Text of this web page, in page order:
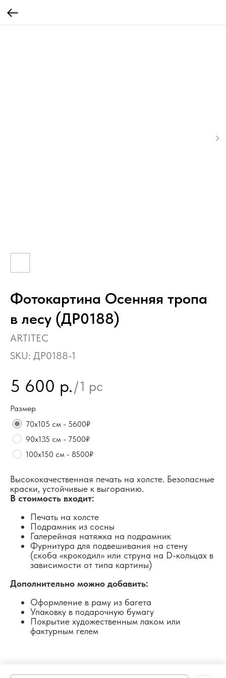
Фотокартина Осенняя тропа
в лесу (ДР0188)
ARTITEC
SKU: ДР0188-1
5 600 р./1 pc
Размер
70х105 см - 5600₽
90х135 см - 7500₽
100х150 см - 8500₽
Высококачественная печать на холсте. Безопасные
краски, устойчивые к выгоранию.
В стоимость входит:
Печать на холсте
Подрамник из сосны
Галерейная натяжка на подрамник
Фурнитура для подвешивания на стену
(скоба «крокодил» или струна на D-кольцах в
зависимости от типа картины)
Дополнительно можно добавить:
Оформление в раму из багета
Упаковку в подарочную бумагу
Покрытие художественным лаком или
фактурным гелем